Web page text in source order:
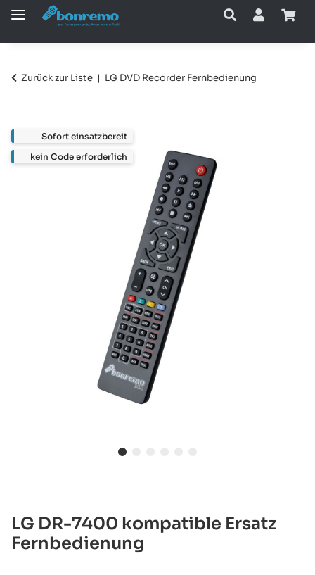
Zurück zur Liste LG DVD Recorder Fernbedienung
LG DR-7400 kompatible Ersatz
Fernbedienung